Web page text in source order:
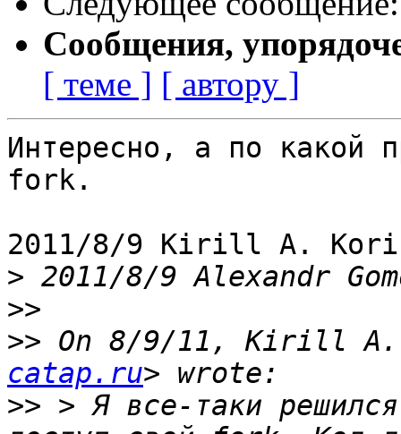
Сообщения,
[ теме ] [ автору ]
Интересно, а по какой
fork.
2011/8/9 Kirill A.
> 2011/8/9 Alexandr
>>
>> On 8/9/11, Kirill A.
catap.ru
>> > Я все-таки